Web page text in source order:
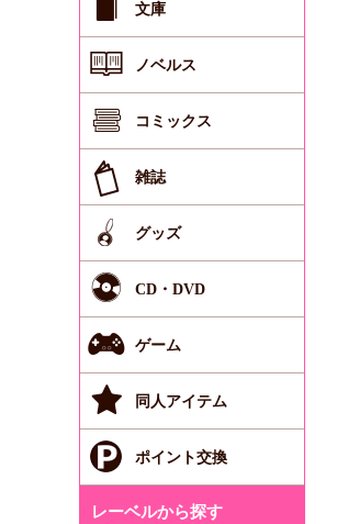
文庫
ノベルス
コミックス
雑誌
グッズ
CD・DVD
ゲーム
同人アイテム
ポイント交換
レーベルから探す